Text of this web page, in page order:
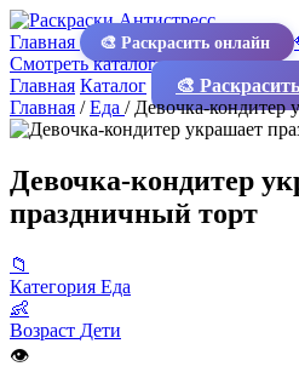
Главная 🎨 Раскрасить онлайн
Смотреть каталог
Главная Каталог 🎨
Главная /Еда / Девочка-кондитер
Девочка-кондитер
праздничный торт
📁
Категория Еда
👶
Возраст Дети
👁